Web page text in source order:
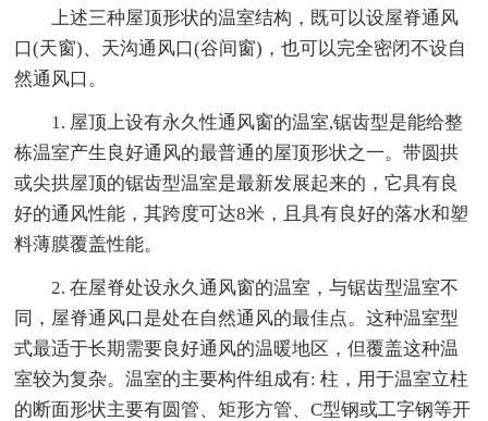
上述三种屋顶形状的温室结构，既可以设屋脊通风
口(天窗)、天沟通风口(谷间窗)，也可以完全密闭不设自
然通风口。
1. 屋顶上设有永久性通风窗的温室,锯齿型是能给整
栋温室产生良好通风的最普通的屋顶形状之一。带圆拱
或尖拱屋顶的锯齿型温室是最新发展起来的，它具有良
好的通风性能，其跨度可达8米，且具有良好的落水和塑
料薄膜覆盖性能。
2. 在屋脊处设永久通风窗的温室，与锯齿型温室不
同，屋脊通风口是处在自然通风的最佳点。这种温室型
式最适于长期需要良好通风的温暖地区，但覆盖这种温
室较为复杂。温室的主要构件组成有: 柱，用于温室立柱
的断面形状主要有圆管、矩形方管、C型钢或工字钢等开